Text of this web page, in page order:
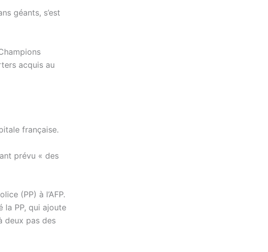
géants, s’est
acquis au
française.
prévu « des
(PP) à l’AFP.
la PP, qui ajoute
deux pas des